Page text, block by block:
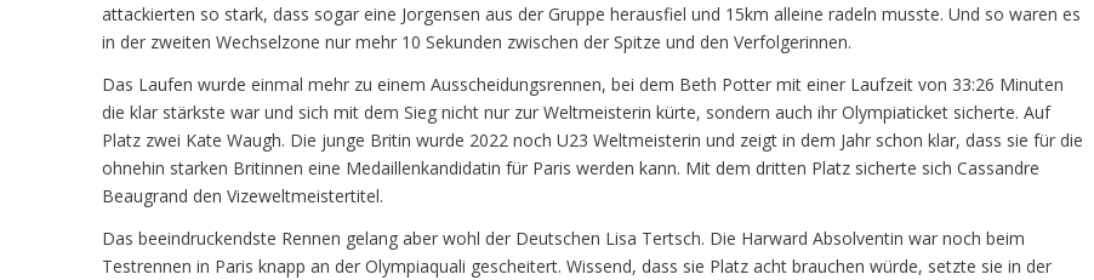
attackierten so stark, dass sogar eine Jorgensen aus der Gruppe herausfiel und 15km alleine radeln musste. Und so waren es
in der zweiten Wechselzone nur mehr 10 Sekunden zwischen der Spitze und den Verfolgerinnen.
Das Laufen wurde einmal mehr zu einem Ausscheidungsrennen, bei dem Beth Potter mit einer Laufzeit von 33:26 Minuten
die klar stärkste war und sich mit dem Sieg nicht nur zur Weltmeisterin kürte, sondern auch ihr Olympiaticket sicherte. Auf
Platz zwei Kate Waugh. Die junge Britin wurde 2022 noch U23 Weltmeisterin und zeigt in dem Jahr schon klar, dass sie für die
ohnehin starken Britinnen eine Medaillenkandidatin für Paris werden kann. Mit dem dritten Platz sicherte sich Cassandre
Beaugrand den Vizeweltmeistertitel.
Das beeindruckendste Rennen gelang aber wohl der Deutschen Lisa Tertsch. Die Harward Absolventin war noch beim
Testrennen in Paris knapp an der Olympiaquali gescheitert. Wissend, dass sie Platz acht brauchen würde, setzte sie in der